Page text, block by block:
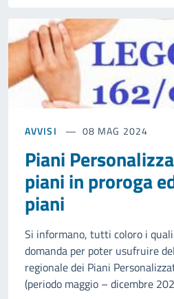
AVVISI 08 MAG 2024
Piani
piani in proroga
piani
Si informano, tutti coloro i
domanda per poter usufruire
regionale dei Piani
(periodo maggio – dicembre